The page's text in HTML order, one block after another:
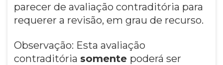
parecer de avaliação contraditória para
requerer a revisão, em grau de recurso.
Observação: Esta avaliação
contraditória somente poderá ser